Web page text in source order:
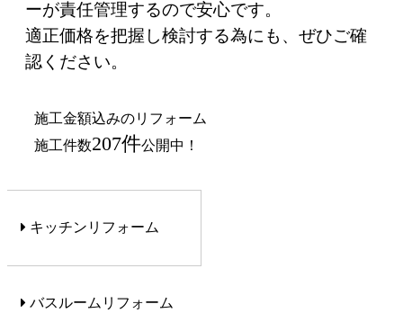
ーが責任管理するので安心です。
適正価格を把握し検討する為にも、ぜひご確
認ください。
施工金額込みのリフォーム
施工件数207件公開中！
キッチンリフォーム
バスルームリフォーム